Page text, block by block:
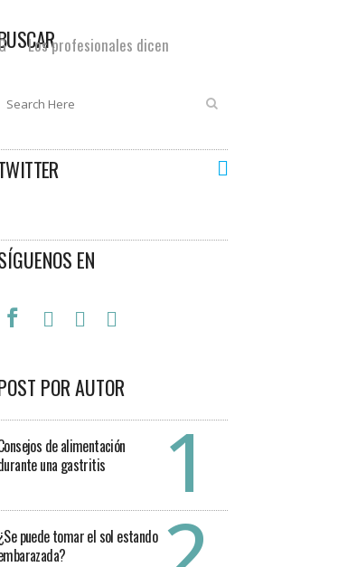
Los profesionales dicen
EN
POR AUTOR
de alimentación
una gastritis
puede tomar el sol estando